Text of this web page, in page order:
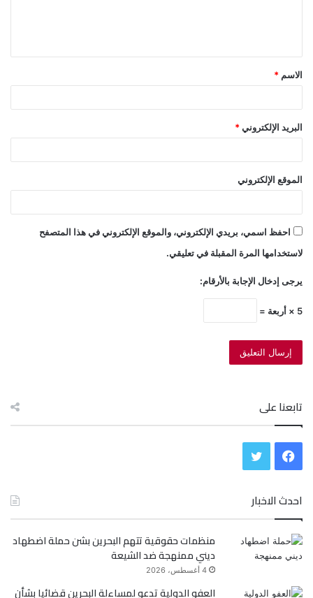
ق
*
الاسم *
البريد الإلكتروني *
الموقع الإلكتروني
احفظ اسمي، بريدي الإلكتروني، والموقع الإلكتروني في هذا المتصفح
لاستخدامها المرة المقبلة في تعليقي.
يرجى إدخال الإجابة بالأرقام:
5 × أربعة =
تابعنا على
ب
ت
احدث الاخبار
منظمات حقوقية تتهم البحرين بشن حملة اضطهاد
ديني ممنهجة ضد الشيعة
4 أغسطس، 2026
العفو الدولية تدعو لمساءلة البحرين قضائيا بشأن